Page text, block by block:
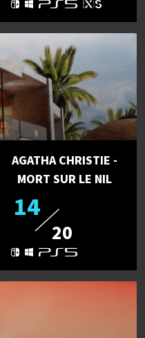
AGATHA CHRISTIE -
MORT SUR LE NIL
14
20